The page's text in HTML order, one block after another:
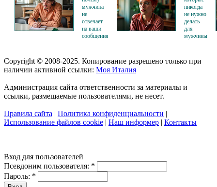
мужчина
не
отвечает
на ваши
сообщения
никогда
не нужно
делать
для
мужчины
Copyright © 2008-2025. Копирование разрешено только при
наличии активной ссылки: Моя Италия
Администрация сайта ответственности за материалы и
ссылки, размещаемые пользователями, не несет.
Правила сайта | Политика конфиденциальности |
Использование файлов cookie | Наш информер | Контакты
Вход для пользователей
Псевдоним пользователя: *
Пароль: *